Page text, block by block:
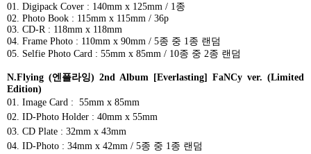
01. Digipack Cover : 140mm x 125mm / 1 종
02. Photo Book : 115mm x 115mm / 36p
03. CD-R : 118mm x 118mm
04. Frame Photo : 110mm x 90mm / 5종 중 1 종 랜덤
05. Selfie Photo Card : 55mm x 85mm / 10종 중 2종 랜덤
N.Flying (엔플라잉) 2nd Album [Everlasting] FaNCy ver. (Limited
Edition)
01. Image Card : 55mm x 85mm
02. ID-Photo Holder : 40mm x 55mm
03. CD Plate : 32mm x 43mm
04. ID-Photo : 34mm x 42mm / 5종 중 1 종 랜덤